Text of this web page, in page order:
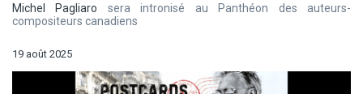
Michel Pagliaro sera intronisé au Panthéon des auteurs-
compositeurs canadiens
19 août 2025